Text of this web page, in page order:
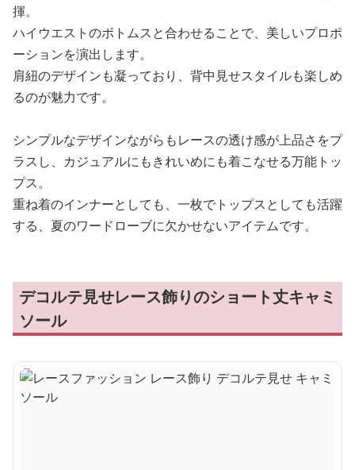
揮。
ハイウエストのボトムスと合わせることで、美しいプロポ
ーションを演出します。
肩紐のデザインも凝っており、背中見せスタイルも楽しめ
るのが魅力です。
シンプルなデザインながらもレースの透け感が上品さをプ
ラスし、カジュアルにもきれいめにも着こなせる万能トッ
プス。
重ね着のインナーとしても、一枚でトップスとしても活躍
する、夏のワードローブに欠かせないアイテムです。
デコルテ見せレース飾りのショート丈キャミ
ソール